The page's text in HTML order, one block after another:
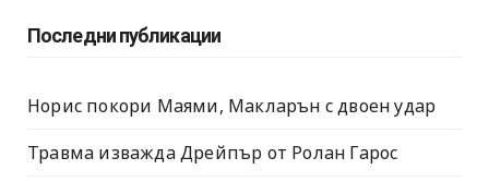
Последни публикации
Норис покори Маями, Макларън с двоен удар
Травма изважда Дрейпър от Ролан Гарос